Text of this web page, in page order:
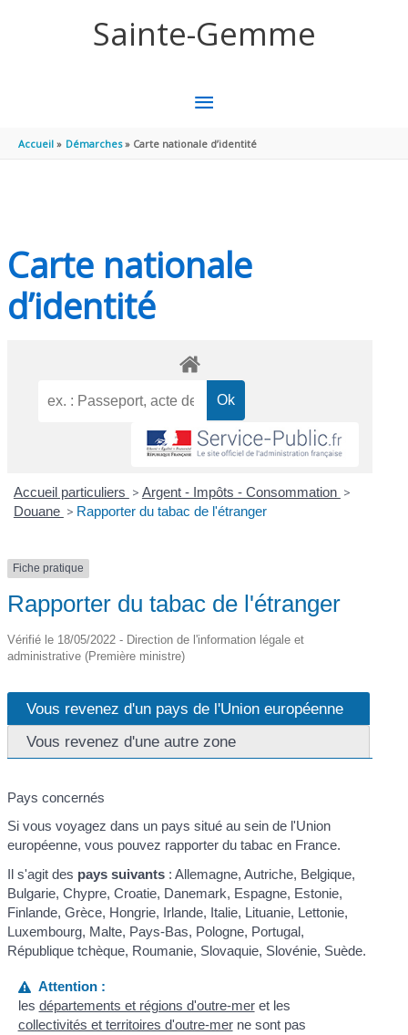
Sainte-Gemme
MENU
PRINCIPAL
Accueil Démarches Carte nationale d’identité
Carte nationale
d’identité
Accueil particuliers > Argent - Impôts - Consommation >
Douane > Rapporter du tabac de l'étranger
Fiche pratique
Rapporter du tabac de l'étranger
Vérifié le 18/05/2022 - Direction de l'information légale et
administrative (Première ministre)
Vous revenez d'un pays de l'Union européenne
Vous revenez d'une autre zone
Pays concernés
Si vous voyagez dans un pays situé au sein de l'Union
européenne, vous pouvez rapporter du tabac en France.
Il s'agit des pays suivants : Allemagne, Autriche, Belgique,
Bulgarie, Chypre, Croatie, Danemark, Espagne, Estonie,
Finlande, Grèce, Hongrie, Irlande, Italie, Lituanie, Lettonie,
Luxembourg, Malte, Pays-Bas, Pologne, Portugal,
République tchèque, Roumanie, Slovaquie, Slovénie, Suède.
Attention :
les départements et régions d'outre-meret les
collectivités et territoires d'outre-merne sont pas